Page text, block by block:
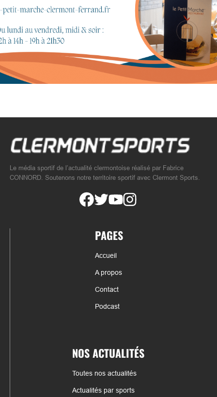
Le média sportif de l’actualité clermontoise réalisé par Fabrice
CONNORD. Soutenons notre territoire sportif avec Clermont Sports.
PAGES
Accueil
A propos
Contact
Podcast
NOS ACTUALITÉS
Toutes nos actualités
Actualités par sports